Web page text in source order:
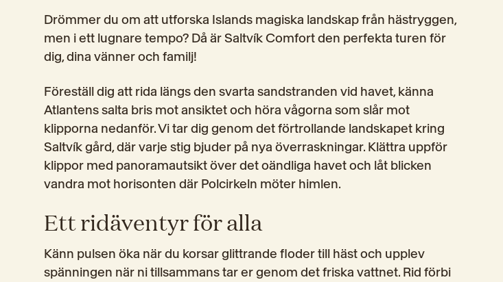
Drömmer du om att utforska Islands magiska landskap från hästryggen,
men i ett lugnare tempo? Då är Saltvík Comfort den perfekta turen för
dig, dina vänner och familj!
Föreställ dig att rida längs den svarta sandstranden vid havet, känna
Atlantens salta bris mot ansiktet och höra vågorna som slår mot
klipporna nedanför. Vi tar dig genom det förtrollande landskapet kring
Saltvík gård, där varje stig bjuder på nya överraskningar. Klättra uppför
klippor med panoramautsikt över det oändliga havet och låt blicken
vandra mot horisonten där Polcirkeln möter himlen.
Ett ridäventyr för alla
Känn pulsen öka när du korsar glittrande floder till häst och upplev
spänningen när ni tillsammans tar er genom det friska vattnet. Rid förbi